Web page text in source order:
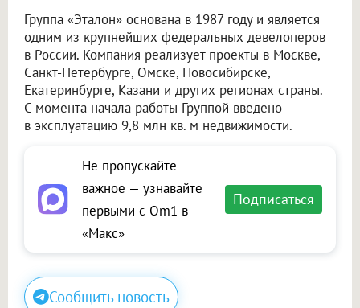
Группа «Эталон» основана в 1987 году и является
одним из крупнейших федеральных девелоперов
в России. Компания реализует проекты в Москве,
Санкт-Петербурге, Омске, Новосибирске,
Екатеринбурге, Казани и других регионах страны.
С момента начала работы Группой введено
в эксплуатацию 9,8 млн кв. м недвижимости.
Не пропускайте
важное — узнавайте
первыми с Om1 в
«Макс»
Подписаться
Сообщить новость